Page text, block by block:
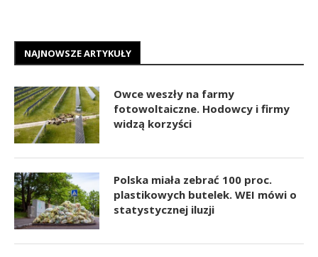
NAJNOWSZE ARTYKUŁY
Owce weszły na farmy
fotowoltaiczne. Hodowcy i firmy
widzą korzyści
Polska miała zebrać 100 proc.
plastikowych butelek. WEI mówi o
statystycznej iluzji